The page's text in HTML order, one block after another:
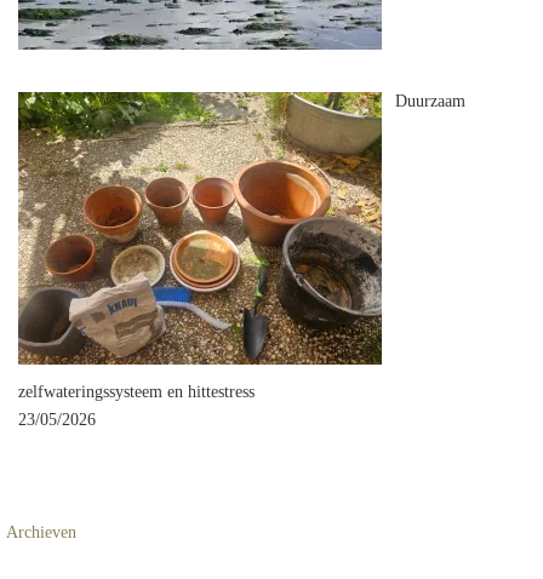
Duurzaam
zelfwateringssysteem en hittestress
23/05/2026
Archieven